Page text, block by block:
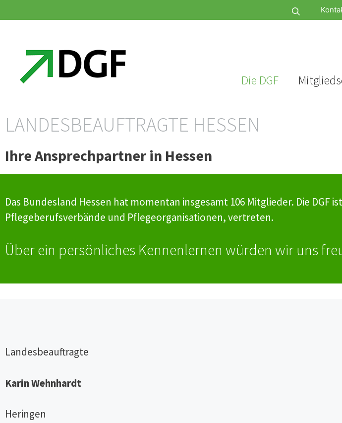
Inhalt
Inhalt
Die DGF
LANDESBEAUFTRAGTE HESSEN
Ihre Ansprechpartner in Hessen
Das Bundesland Hessen hat momentan insgesamt 106 Mitglieder. Die
Pflegeberufsverbände und Pflegeorganisationen, vertreten.
Über ein persönliches Kennenlernen würden wir uns
Landesbeauftragte
Karin Wehnhardt
Heringen